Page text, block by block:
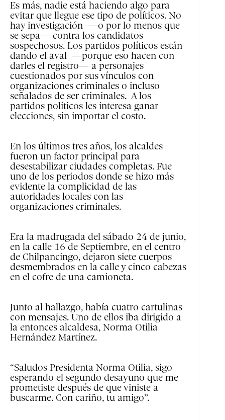
Es más, nadie está haciendo algo para
evitar que llegue ese tipo de políticos. No
hay investigación —o por lo menos que
se sepa— contra los candidatos
sospechosos. Los partidos políticos están
dando el aval —porque eso hacen con
darles el registro— a personajes
cuestionados por sus vínculos con
organizaciones criminales o incluso
señalados de ser criminales. A los
partidos políticos les interesa ganar
elecciones, sin importar el costo.
En los últimos tres años, los alcaldes
fueron un factor principal para
desestabilizar ciudades completas. Fue
uno de los periodos donde se hizo más
evidente la complicidad de las
autoridades locales con las
organizaciones criminales.
Era la madrugada del sábado 24 de junio,
en la calle 16 de Septiembre, en el centro
de Chilpancingo, dejaron siete cuerpos
desmembrados en la calle y cinco cabezas
en el cofre de una camioneta.
Junto al hallazgo, había cuatro cartulinas
con mensajes. Uno de ellos iba dirigido a
la entonces alcaldesa, Norma Otilia
Hernández Martínez.
“Saludos Presidenta Norma Otilia, sigo
esperando el segundo desayuno que me
prometiste después de que viniste a
buscarme. Con cariño, tu amigo”.